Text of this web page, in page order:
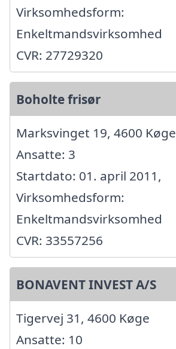
Virksomhedsform:
Enkeltmandsvirksomhed
CVR: 27729320
Boholte frisør
Marksvinget 19, 4600 Køge
Ansatte: 3
Startdato: 01. april 2011,
Virksomhedsform:
Enkeltmandsvirksomhed
CVR: 33557256
BONAVENT INVEST A/S
Tigervej 31, 4600 Køge
Ansatte: 10